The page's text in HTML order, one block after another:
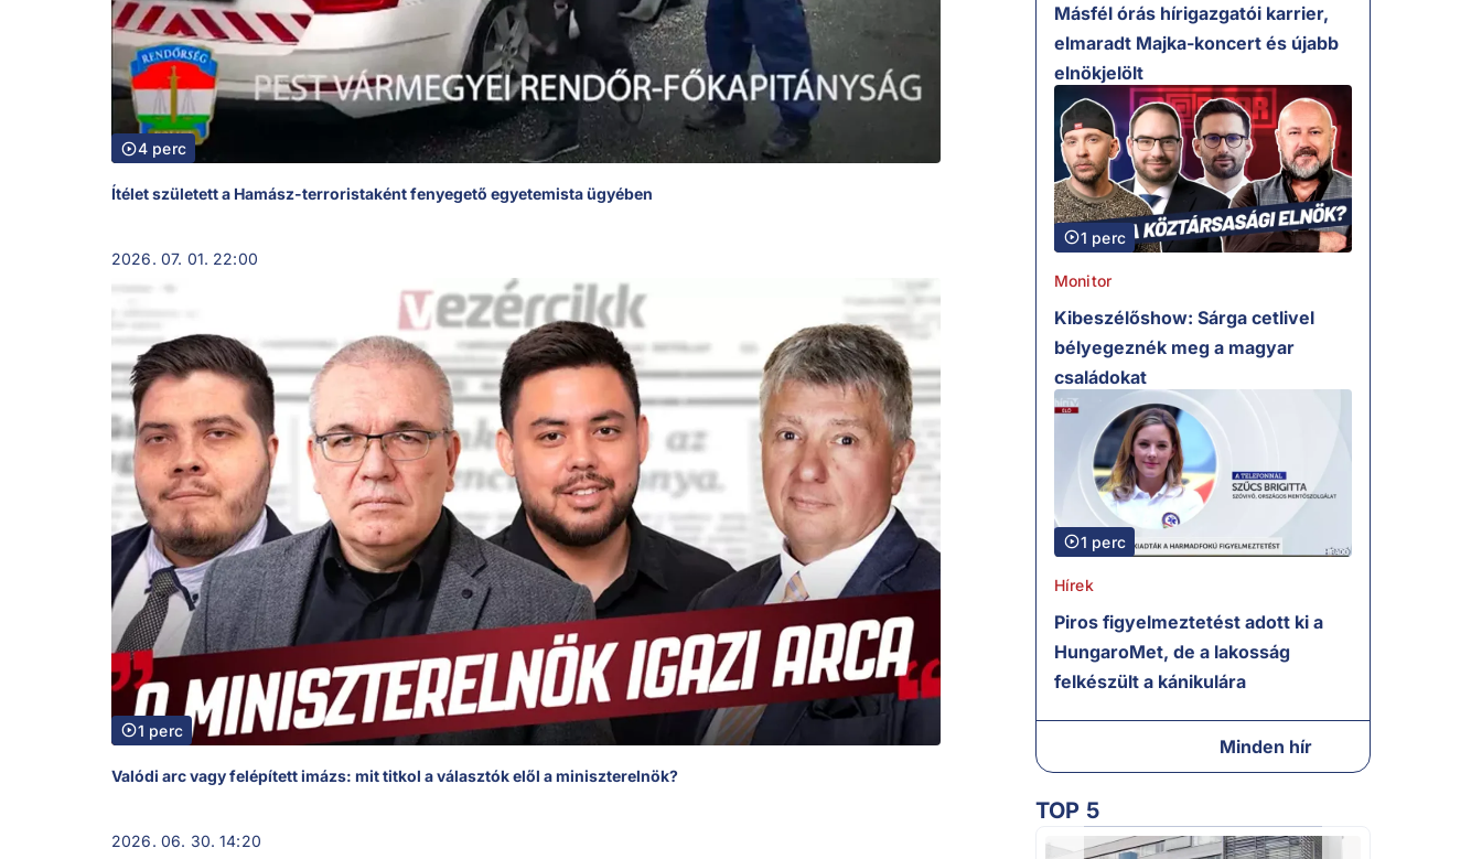
4 perc
Ítélet született a Hamász-terroristaként fenyegető egyetemista ügyében
2026. 07. 01. 22:00
1 perc
Valódi arc vagy felépített imázs: mit titkol a választók elől a miniszterelnök?
2026. 06. 30. 14:20
Másfél órás hírigazgatói karrier,
elmaradt Majka-koncert és újabb
elnökjelölt
1 perc
Monitor
Kibeszélőshow: Sárga cetlivel
bélyegeznék meg a magyar
családokat
1 perc
Hírek
Piros figyelmeztetést adott ki a
HungaroMet, de a lakosság
felkészült a kánikulára
Minden hír
TOP 5